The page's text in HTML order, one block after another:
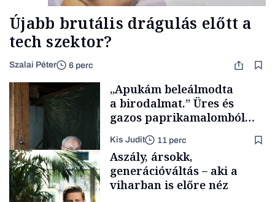
Újabb brutális drágulás előtt a
tech szektor?
Szalai Péter 6 perc
„Apukám beleálmodta
a birodalmat.” Üres és
gazos paprikamalomból
lett az igazi családi
fűszersztori
Kis Judit 11 perc
Aszály, ársokk,
generációváltás – aki a
viharban is előre néz